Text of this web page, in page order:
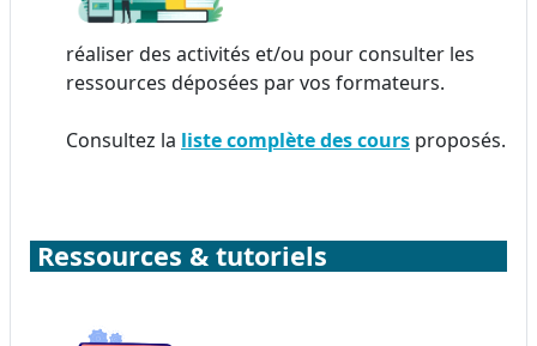
réaliser des activités et/ou pour consulter les
ressources déposées par vos formateurs.
Consultez la liste complète des cours proposés.
Ressources & tutoriels